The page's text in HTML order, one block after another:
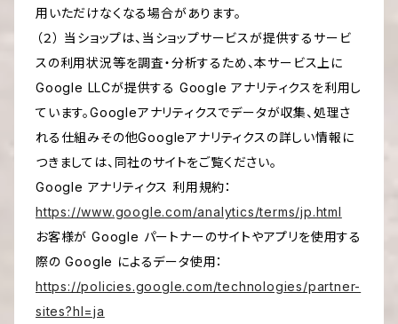
用いただけなくなる場合があります。
（２） 当ショップは、当ショップサービスが提供するサービ
スの利用状況等を調査・分析するため、本サービス上に
Google LLCが提供する Google アナリティクスを利用し
ています。Googleアナリティクスでデータが収集、処理さ
れる仕組みその他Googleアナリティクスの詳しい情報に
つきましては、同社のサイトをご覧ください。
Google アナリティクス 利用規約：
https://www.google.com/analytics/terms/jp.html
お客様が Google パートナーのサイトやアプリを使用する
際の Google によるデータ使用：
https://policies.google.com/technologies/partner-
sites?hl=ja